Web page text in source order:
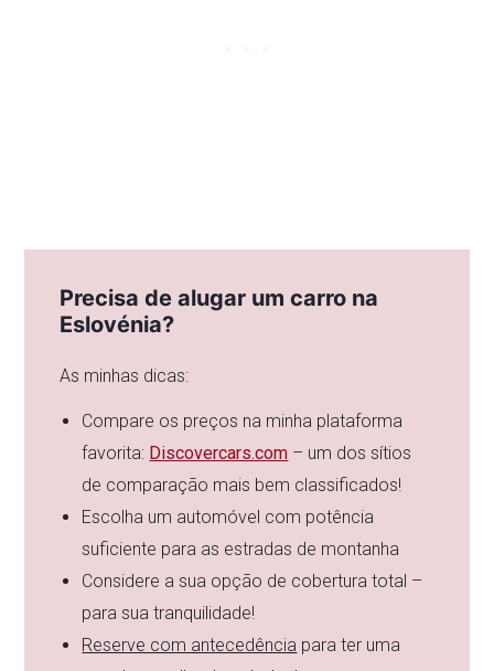
Precisa de alugar um carro na
Eslovénia?
As minhas dicas:
Compare os preços na minha plataforma
favorita: Discovercars.com – um dos sítios
de comparação mais bem classificados!
Escolha um automóvel com potência
suficiente para as estradas de montanha
Considere a sua opção de cobertura total –
para sua tranquilidade!
Reserve com antecedência para ter uma